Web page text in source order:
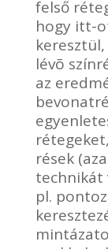
felső
hogy itt-
lévõ
az
rések
technikát
pl.